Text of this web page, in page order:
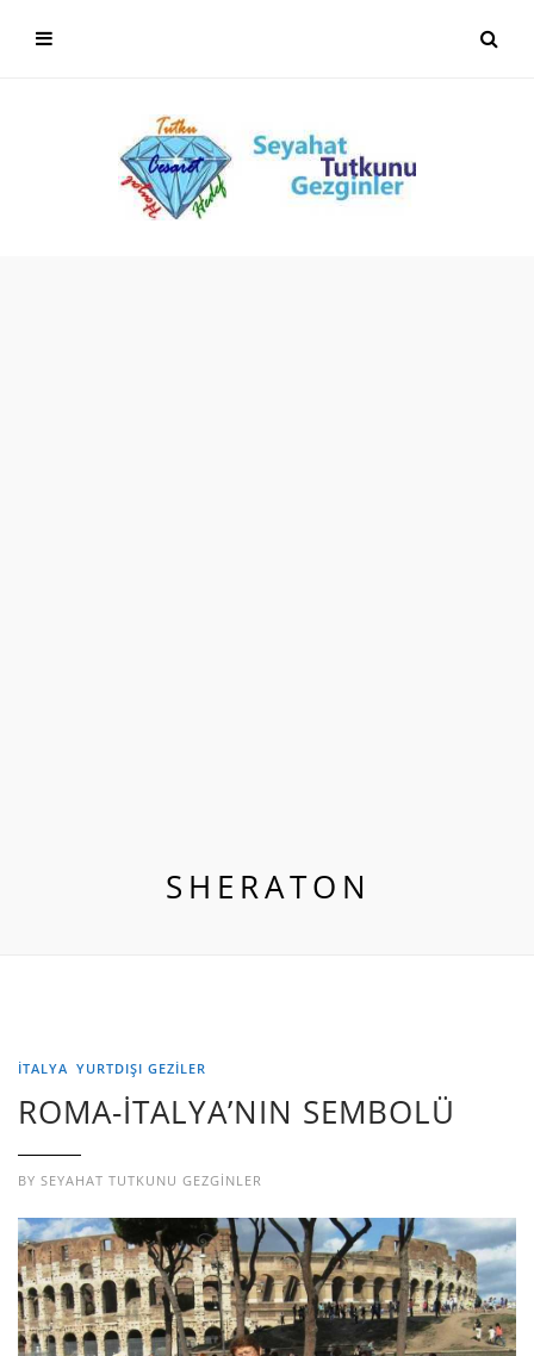
SHERATON
İTALYA YURTDIŞI GEZILER
ROMA-İTALYA’NIN SEMBOLÜ
BY SEYAHAT TUTKUNU GEZGINLER